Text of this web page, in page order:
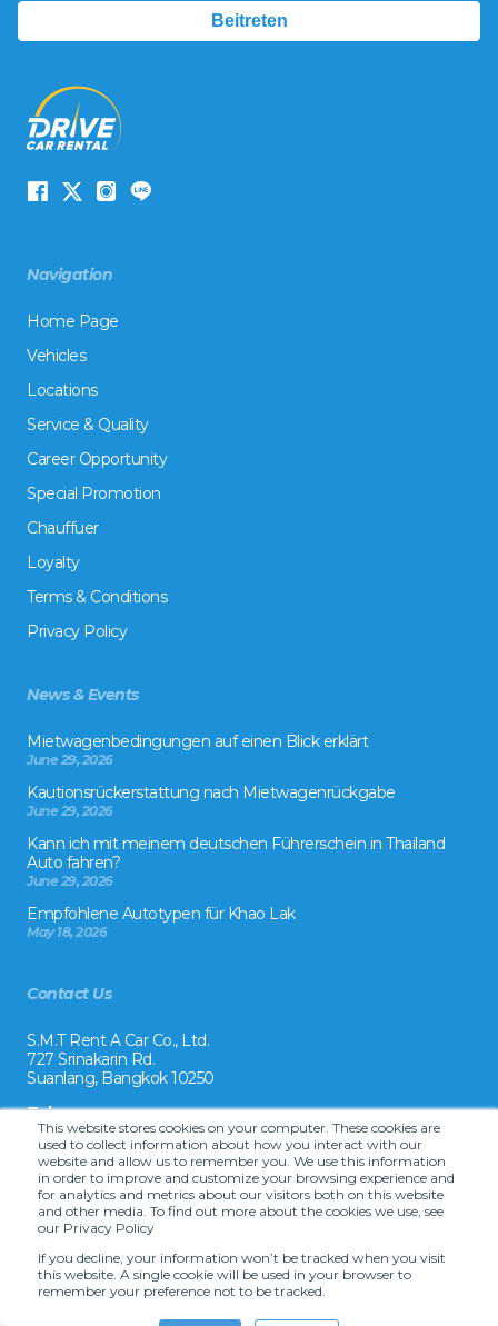
This website stores cookies on your computer. These cookies are
used to collect information about how you interact with our
website and allow us to remember you. We use this information
in order to improve and customize your browsing experience and
for analytics and metrics about our visitors both on this website
and other media. To find out more about the cookies we use, see
our Privacy Policy
If you decline, your information won’t be tracked when you visit
this website. A single cookie will be used in your browser to
remember your preference not to be tracked.
Navigation
Home Page
Vehicles
Locations
Service & Quality
Career Opportunity
Special Promotion
Chauffuer
Loyalty
Terms & Conditions
Privacy Policy
News & Events
Mietwagenbedingungen auf einen Blick erklärt
June 29, 2026
Kautionsrückerstattung nach Mietwagenrückgabe
June 29, 2026
Kann ich mit meinem deutschen Führerschein in Thailand
Auto fahren?
June 29, 2026
Empfohlene Autotypen für Khao Lak
May 18, 2026
Contact Us
S.M.T Rent A Car Co., Ltd.
727 Srinakarin Rd.
Suanlang, Bangkok 10250
Tel:
+66 2 8215992
Email:
reservation@drivecarrental.com